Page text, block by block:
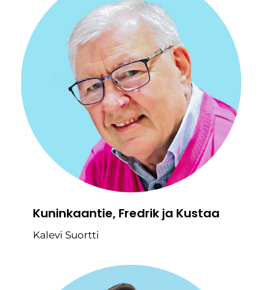
Kuninkaantie, Fredrik ja Kustaa
Kalevi Suortti